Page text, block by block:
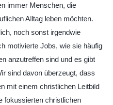
immer Menschen, die
Alltag leben möchten.
noch sonst irgendwie
motivierte Jobs, wie sie häufig
anzutreffen sind und es gibt
sind davon überzeugt, dass
mit einem christlichen Leitbild
fokussierten christlichen